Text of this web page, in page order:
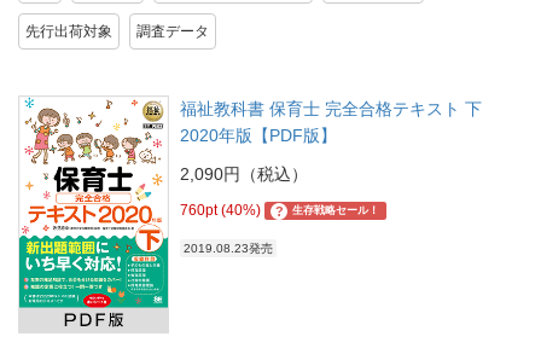
先行出荷対象 調査データ
福祉教科書 保育士 完全合格テキスト 下
2020年版【PDF版】
2,090円（税込）
760pt (40%) ? 生存戦略セール！
2019.08.23発売